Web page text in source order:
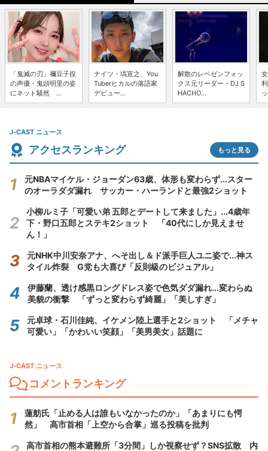
「鬼滅の刃」禰豆子役
の声優・鬼頭明里の姿
にネット騒然 ...
ナイツ・塙宣之、You
Tuberヒカルの落語家
デビュー...
解散のレペゼンフォッ
クス元リーダー・DJ S
HACHO...
J-CAST ニュース
アクセスランキング もっと見る
元NBAマイケル・ジョーダン63歳、体形も変わらず...スター
のオーラダダ漏れ サッカー・ハーランドと最強2ショット
小柳ルミ子「可愛い弟 五郎とデートして来ました」...4歳年
下・野口五郎とステキ2ショット 「40代にしか見えませ
ん！」
元NHK中川安奈アナ、へそ出し＆ド派手巨人ユニ姿で...神ス
タイル炸裂 G党も大喜び「反則級のビジュアル」
伊藤蘭、透け感黒ロングドレス姿で色気ダダ漏れ...変わらぬ
美貌の衝撃 「ずっと変わらず綺麗」「美しすぎ」
元卓球・石川佳純、イケメン陸上選手と2ショット 「メチャ
可愛い」「かわいい笑顔」「美男美女」話題に
J-CAST ニュース
コメントランキング
蓮舫氏「止める人は誰もいなかったのか」「あまりにも愕
然」 高市首相「上空から合掌」巡る投稿を批判
高市首相の熊本避難所「3分間」しか視察せず？SNS拡散 内